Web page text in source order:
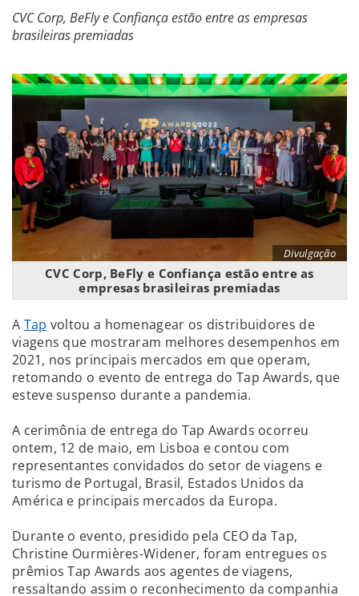
CVC Corp, BeFly e Confiança estão entre as empresas
brasileiras premiadas
Divulgação
CVC Corp, BeFly e Confiança estão entre as
empresas brasileiras premiadas
A Tap voltou a homenagear os distribuidores de
viagens que mostraram melhores desempenhos em
2021, nos principais mercados em que operam,
retomando o evento de entrega do Tap Awards, que
esteve suspenso durante a pandemia.
A cerimônia de entrega do Tap Awards ocorreu
ontem, 12 de maio, em Lisboa e contou com
representantes convidados do setor de viagens e
turismo de Portugal, Brasil, Estados Unidos da
América e principais mercados da Europa.
Durante o evento, presidido pela CEO da Tap,
Christine Ourmières-Widener, foram entregues os
prêmios Tap Awards aos agentes de viagens,
ressaltando assim o reconhecimento da companhia